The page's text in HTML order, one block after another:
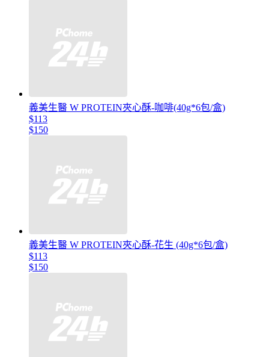
義美生醫 W PROTEIN夾心酥-咖啡(40g*6包/盒)
$113
$150
義美生醫 W PROTEIN夾心酥-花生 (40g*6包/盒)
$113
$150